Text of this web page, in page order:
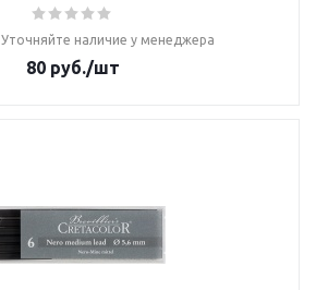
Уточняйте наличие у менеджера
80руб./шт